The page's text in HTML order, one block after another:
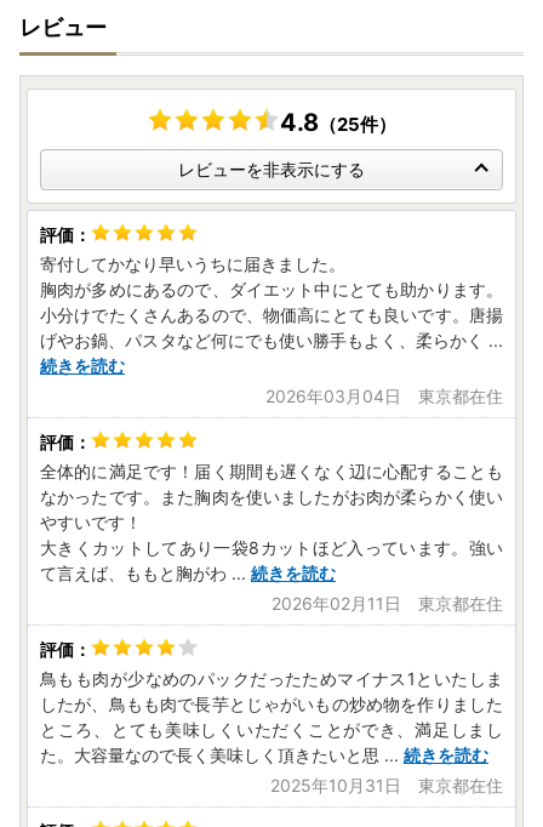
-------------------------------------------------
ワンストップ特例申請書は、ご寄附の翌年の１月１０日まで
【送付先】
〒885-0078 宮崎県都城市宮丸町3070-1
都城市ふるさと納税担当 宛
-------------------------------------------------
▼ふるさと納税 総合窓口「ふるまど」▼
https://furumado.jp/
・以下の、ワンストップ特例申請の手続きや受付状況の確認
ができます。
♪オンラインワンストップ特例申請
♪ワンストップ受付確認、受付書ダウンロード
♪ワンストップ申請書ダウンロード
♪ワンストップ変更届ダウンロード
※オンライン申請には、マイナンバーカードとスマートフォ
ン、公的個人認証アプリ「IAM」が必要です。
≪お問い合わせ先≫
都城市 ふるさと納税サポート室
TEL：0986-58-7727 （平日9時～18時 ）
E-mail：support3@furusato-miyakonojo.jp
-+-+-+-+-+-+-+-+-+-+-+-+-+-+-+-+-+-+-+-+-+-+-+-+-+
-+-+-
【プライバシーポリシー（個人情報保護方針）について】
寄附者様からいただいた個人情報は、都城市が責任をもって
安全に蓄積・保管し、第三者に譲渡・提供することはござい
レビュー
4.8（25件）
レビューを非表示にする
寄付してかなり早いうちに届きました。
胸肉が多めにあるので、ダイエット中にとても助かります。
小分けでたくさんあるので、物価高にとても良いです。唐揚
げやお鍋、パスタなど何にでも使い勝手もよく、柔らかく ...
続きを読む
2026年03月04日 東京都在住
全体的に満足です！届く期間も遅くなく辺に心配することも
なかったです。また胸肉を使いましたがお肉が柔らかく使い
やすいです！
大きくカットしてあり一袋8カットほど入っています。強い
て言えば、ももと胸がわ ... 続きを読む
2026年02月11日 東京都在住
鳥もも肉が少なめのパックだったためマイナス1といたしま
したが、鳥もも肉で長芋とじゃがいもの炒め物を作りました
ところ、とても美味しくいただくことができ、満足しまし
た。大容量なので長く美味しく頂きたいと思 ... 続きを読む
2025年10月31日 東京都在住